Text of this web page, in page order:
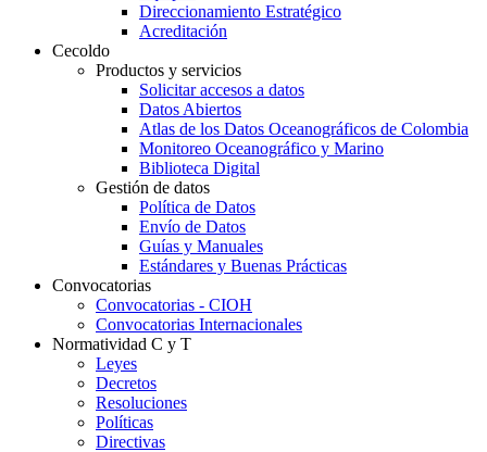
Direccionamiento Estratégico
Acreditación
Cecoldo
Productos y servicios
Solicitar accesos a datos
Datos Abiertos
Atlas de los Datos Oceanográficos de Colombia
Monitoreo Oceanográfico y Marino
Biblioteca Digital
Gestión de datos
Política de Datos
Envío de Datos
Guías y Manuales
Estándares y Buenas Prácticas
Convocatorias
Convocatorias - CIOH
Convocatorias Internacionales
Normatividad C y T
Leyes
Decretos
Resoluciones
Políticas
Directivas